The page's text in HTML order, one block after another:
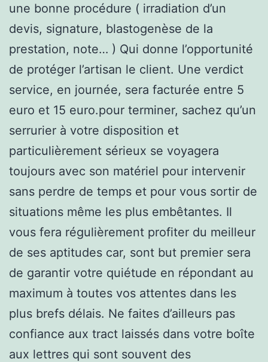
une bonne procédure ( irradiation d’un
devis, signature, blastogenèse de la
prestation, note… ) Qui donne l’opportunité
de protéger l’artisan le client. Une verdict
service, en journée, sera facturée entre 5
euro et 15 euro.pour terminer, sachez qu’un
serrurier à votre disposition et
particulièrement sérieux se voyagera
toujours avec son matériel pour intervenir
sans perdre de temps et pour vous sortir de
situations même les plus embêtantes. Il
vous fera régulièrement profiter du meilleur
de ses aptitudes car, sont but premier sera
de garantir votre quiétude en répondant au
maximum à toutes vos attentes dans les
plus brefs délais. Ne faites d’ailleurs pas
confiance aux tract laissés dans votre boîte
aux lettres qui sont souvent des